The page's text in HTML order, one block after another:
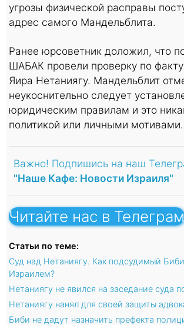
угрозы физической расправы
адрес самого Мандельблита.
Ранее юрсоветник доложил, что
ШАБАК провели проверку по
Яира Нетаниягу. Мандельблит
неукоснительно следует
юридическим правилам и это
политикой или личными мотивами.
Важно! Подпишись на наш
"Наше Кафе: Новости Израиля"
Читайте нас в Телеграм
Статьи по теме:
Суд над Нетаниягу. Как подсудимый
Израилем?
Нетаниягу не явился на заседание суда
Нетаниягу нанял для своей защиты
Биби не дадут назначить префекта